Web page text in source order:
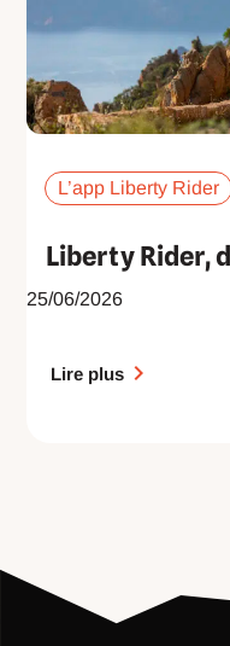
L’app Liberty Rider
Liberty Rider,
25/06/2026
Lire plus